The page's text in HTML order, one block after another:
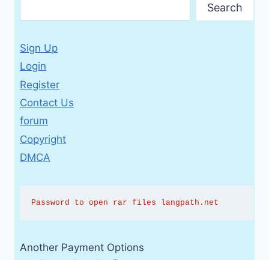
Search
Sign Up
Login
Register
Contact Us
forum
Copyright
DMCA
Password to open rar files langpath.net
Another Payment Options